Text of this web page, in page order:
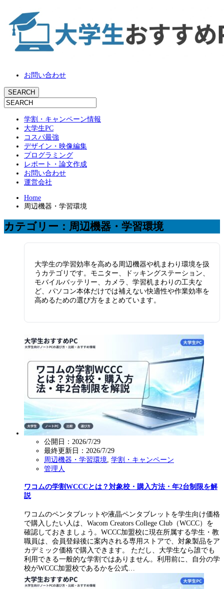
お問い合わせ
学割・キャンペーン情報
大学生PC
コスパ最強
デザイン・映像編集
プログラミング
レポート・論文作成
お問い合わせ
運営会社
Home
周辺機器・学習環境
カテゴリー：周辺機器・学習環境
大学生の学習効率を高める周辺機器や机まわり環境を扱
うカテゴリです。モニター、ドッキングステーション、
モバイルバッテリー、カメラ、学習机まわりの工夫な
ど、パソコン本体だけでは補えない快適性や作業効率を
高めるための選び方をまとめています。
公開日：2026/7/29
最終更新日： 2026/7/29
周辺機器・学習環境 学割・キャンペーン
管理人
ワコムの学割WCCCとは？対象校・購入方法・年2台制限を解
説
ワコムのペンタブレットや液晶ペンタブレットを学生向け価格
で購入したい人は、Wacom Creators College Club（WCCC）を
確認しておきましょう。WCCC加盟校に現在所属する学生・教
職員は、会員登録後に案内される専用ストアで、対象製品をア
カデミック価格で購入できます。 ただし、大学生なら誰でも
利用できる一般的な学割ではありません。利用前に、自分の学
校がWCCC加盟校であるかを公式…